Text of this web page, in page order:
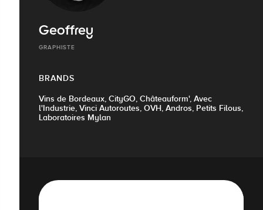
Geoffrey
GRAPHISTE
BRANDS
Vins de Bordeaux, CityGO, Châteauform', Avec
l'Industrie, Vinci Autoroutes, OVH, Andros, Petits Filous,
Laboratoires Mylan